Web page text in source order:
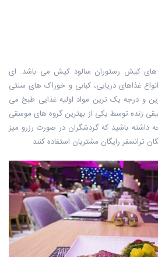
های کیش رستوران سالود کیش می باشد. ای
غذاهای دریایی، کبابی و خوراک های سنتی
و درجه یک ترین مواد اولیه غذایی طبخ می
زنده توسط یکی از بهترین گروه های موسقی
باشید که گردشگران در صورت رزرو میز
‏ترانسفر رایگان مشتریان استفاده کنند.